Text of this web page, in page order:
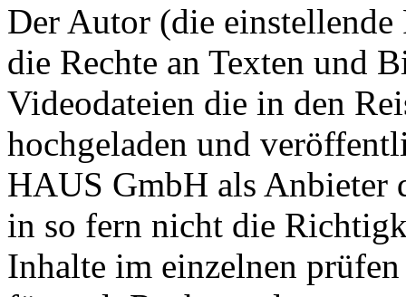
Der Autor (die
die Rechte an Texten und
Videodateien die in den
hochgeladen und
HAUS GmbH als Anbieter
in so fern nicht die
Inhalte im einzelnen